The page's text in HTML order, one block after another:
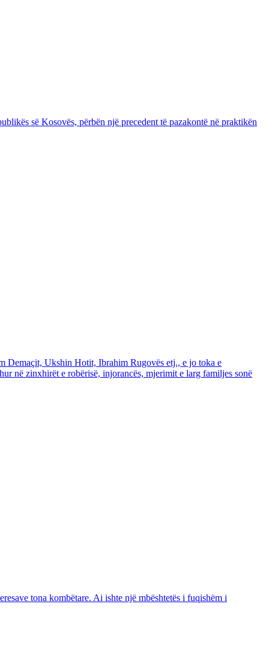
së Kosovës, përbën një precedent të pazakontë në praktikën
Demaçit, Ukshin Hotit, Ibrahim Rugovës etj., e jo toka e
në zinxhirët e robërisë, injorancës, mjerimit e larg familjes sonë
tona kombëtare. Ai ishte një mbështetës i fuqishëm i